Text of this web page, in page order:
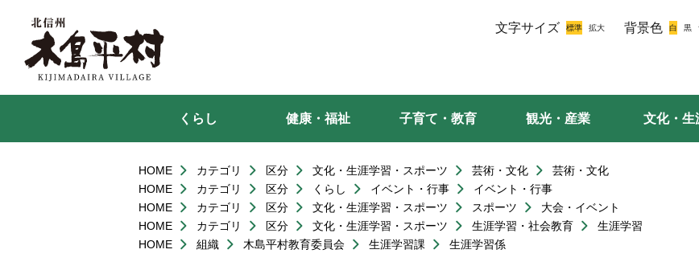
文字サイズ 背景色
くらし 健康・福祉 子育て・教育 観光・産業 文化・生
HOME カテゴリ 区分 文化・生涯学習・スポーツ 芸術・文化
芸術・文化
HOME
カテゴリ 区分 くらし イベント・行事
イベント・行事
HOME
カテゴリ 区分 文化・生涯学習・スポーツ スポーツ
大会・イベント
HOME
カテゴリ 区分 文化・生涯学習・スポーツ 生涯学習・社会教育
生涯学習
HOME
組織 木島平村教育委員会 生涯学習課 生涯学習係